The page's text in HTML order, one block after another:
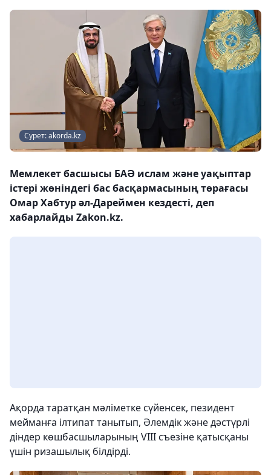
Сурет: akorda.kz
Мемлекет басшысы БАӘ ислам және уақыптар
істері жөніндегі бас басқармасының төрағасы
Омар Хабтур әл-Дареймен кездесті, деп
хабарлайды Zakon.kz.
Ақорда таратқан мәліметке сүйенсек, пезидент
мейманға ілтипат танытып, Әлемдік және дәстүрлі
діндер көшбасшыларының VIII съезіне қатысқаны
үшін ризашылық білдірді.